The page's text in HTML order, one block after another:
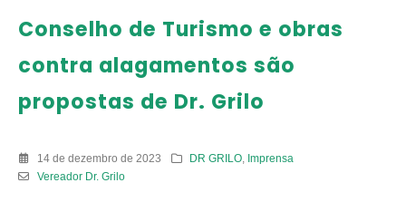
Conselho de Turismo e obras
contra alagamentos são
propostas de Dr. Grilo
14 de dezembro de 2023 DR GRILO Imprensa
Vereador Dr. Grilo